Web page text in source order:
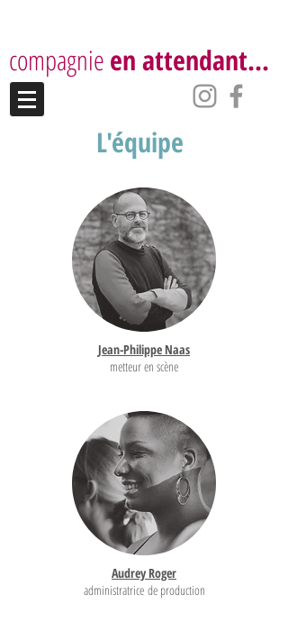
compagnieen attendant...
L'équipe
Jean-Philippe Naas
metteur en scène
Audrey Roger
administratricede production